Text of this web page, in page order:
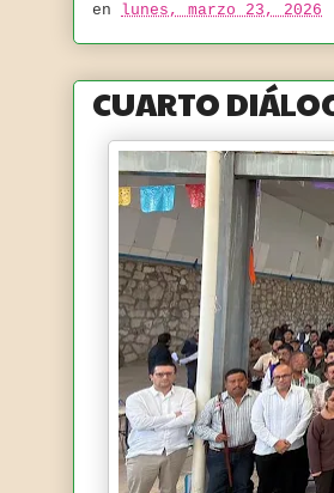
en lunes, marzo 23, 2026
CUARTO